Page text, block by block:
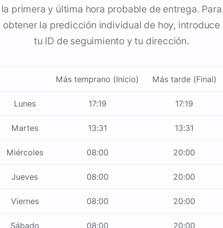
la primera y última hora probable de entrega. Para
obtener la predicción individual de hoy, introduce
tu ID de seguimiento y tu dirección.
Más temprano (Inicio) Más tarde (Final)
Lunes 17:19 17:19
Martes 13:31 13:31
Miércoles 08:00 20:00
Jueves 08:00 20:00
Viernes 08:00 20:00
Sábado 08:00 20:00